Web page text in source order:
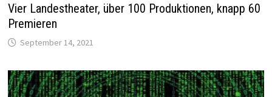
Vier Landestheater, über 100 Produktionen, knapp 60
Premieren
September 14, 2021